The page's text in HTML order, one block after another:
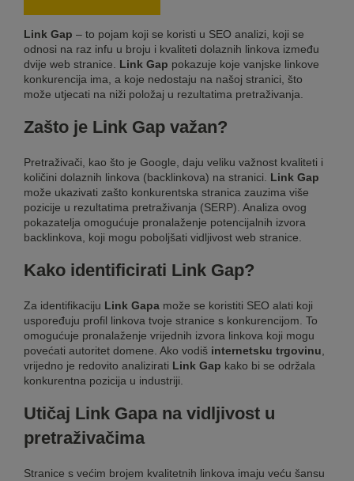
Link Gap – to pojam koji se koristi u SEO analizi, koji se
odnosi na raz infu u broju i kvaliteti dolaznih linkova između
dvije web stranice. Link Gap pokazuje koje vanjske linkove
konkurencija ima, a koje nedostaju na našoj stranici, što
može utjecati na niži položaj u rezultatima pretraživanja.
Zašto je Link Gap važan?
Pretraživači, kao što je Google, daju veliku važnost kvaliteti i
količini dolaznih linkova (backlinkova) na stranici. Link Gap
može ukazivati zašto konkurentska stranica zauzima više
pozicije u rezultatima pretraživanja (SERP). Analiza ovog
pokazatelja omogućuje pronalaženje potencijalnih izvora
backlinkova, koji mogu poboljšati vidljivost web stranice.
Kako identificirati Link Gap?
Za identifikaciju Link Gapa može se koristiti SEO alati koji
uspoređuju profil linkova tvoje stranice s konkurencijom. To
omogućuje pronalaženje vrijednih izvora linkova koji mogu
povećati autoritet domene. Ako vodiš internetsku trgovinu,
vrijedno je redovito analizirati Link Gap kako bi se održala
konkurentna pozicija u industriji.
Utičaj Link Gapa na vidljivost u
pretraživačima
Stranice s većim brojem kvalitetnih linkova imaju veću šansu